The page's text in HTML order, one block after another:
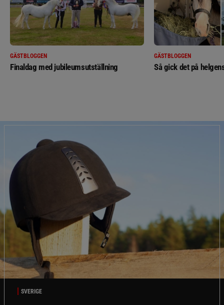
GÄSTBLOGGEN
Finaldag med jubileumsutställning
GÄSTBLOGGEN
Så gick det på
SVERIGE